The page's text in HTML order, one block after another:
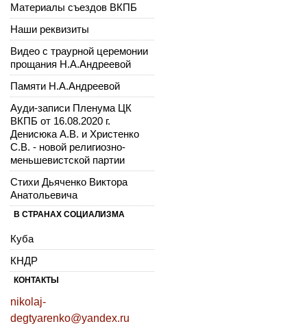
Материалы съездов ВКПБ
Наши реквизиты
Видео с траурной церемонии
прощания Н.А.Андреевой
Памяти Н.А.Андреевой
Ауди-записи Пленума ЦК
ВКПБ от 16.08.2020 г.
Денисюка А.В. и Христенко
С.В. - новой религиозно-
меньшевистской партии
Стихи Дьяченко Виктора
Анатольевича
В СТРАНАХ СОЦИАЛИЗМА
Куба
КНДР
КОНТАКТЫ
nikolaj-
degtyarenko@yandex.ru